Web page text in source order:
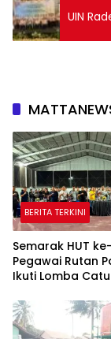
UIN
BERITA TERKINI
Semarak HUT ke-
Pegawai Rutan
Ikuti Lomba